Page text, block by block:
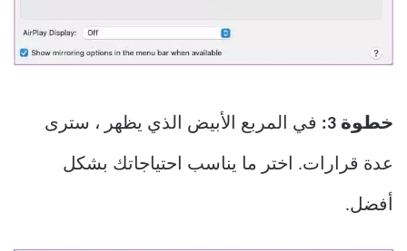
خطوة 3: في المربع الأبيض الذي يظهر ، سترى
عدة قرارات. اختر ما يناسب احتياجاتك بشكل
أفضل.